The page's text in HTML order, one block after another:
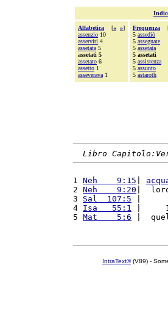
Alfabetica [« »]
assenzio 10
asserviti 4
assetata 5
assetati 5
assetato 6
assetto 1
asseverava 1
Frequenza
5 assediò
5 assegnate
5 assetata
5 assetati
5 assistenza
5 assunto
5 astaroth
Libro
1 Neh    9:15
2 Neh    9:20 |
3 Sal  107:5 |
4 Isa   55:1 |     1
5 Mat    5:6 |
IntraText®(V89) -